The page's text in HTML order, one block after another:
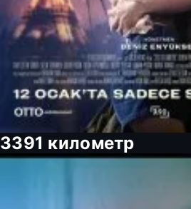
3391 километр